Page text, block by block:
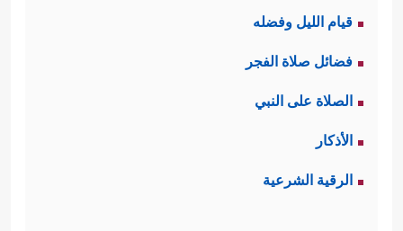
قيام الليل وفضله
فضائل صلاة الفجر
الصلاة على النبي
الأذكار
الرقية الشرعية